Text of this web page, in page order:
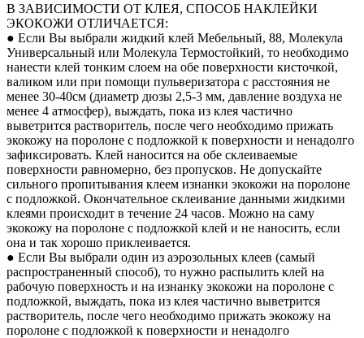
В ЗАВИСИМОСТИ ОТ КЛЕЯ, СПОСОБ НАКЛЕЙКИ
ЭКОКОЖИ ОТЛИЧАЕТСЯ:
● Если Вы выбрали жидкий клей Мебельный, 88, Молекула
Универсальный или Молекула Термостойкий, то необходимо
нанести клей тонким слоем на обе поверхности кисточкой,
валиком или при помощи пульверизатора с расстояния не
менее 30-40см (диаметр дюзы 2,5-3 мм, давление воздуха не
менее 4 атмосфер), выждать, пока из клея частично
выветрится растворитель, после чего необходимо прижать
экокожу на поролоне с подложкой к поверхности и ненадолго
зафиксировать. Клей наносится на обе склеиваемые
поверхности равномерно, без пропусков. Не допускайте
сильного пропитывания клеем изнанки экокожи на поролоне
с подложкой. Окончательное склеивание данными жидкими
клеями происходит в течение 24 часов. Можно на саму
экокожу на поролоне с подложкой клей и не наносить, если
она и так хорошо приклеивается.
● Если Вы выбрали один из аэрозольных клеев (самый
распространенный способ), то нужно распылить клей на
рабочую поверхность и на изнанку экокожи на поролоне с
подложкой, выждать, пока из клея частично выветрится
растворитель, после чего необходимо прижать экокожу на
поролоне с подложкой к поверхности и ненадолго